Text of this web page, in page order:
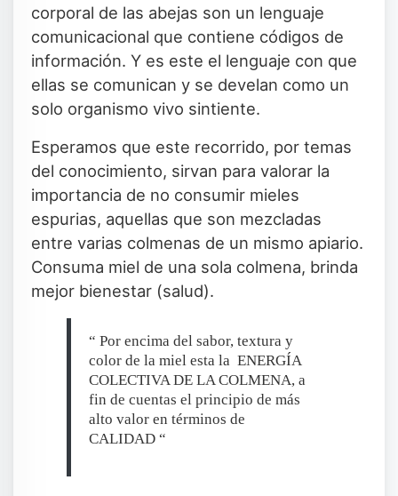
corporal de las abejas son un lenguaje
comunicacional que contiene códigos de
información. Y es este el lenguaje con que
ellas se comunican y se develan como un
solo organismo vivo sintiente.
Esperamos que este recorrido, por temas
del conocimiento, sirvan para valorar la
importancia de no consumir mieles
espurias, aquellas que son mezcladas
entre varias colmenas de un mismo apiario.
Consuma miel de una sola colmena, brinda
mejor bienestar (salud).
“ Por encima del sabor, textura y
color de la miel esta la ENERGÍA
COLECTIVA DE LA COLMENA, a
fin de cuentas el principio de más
alto valor en términos de
CALIDAD “